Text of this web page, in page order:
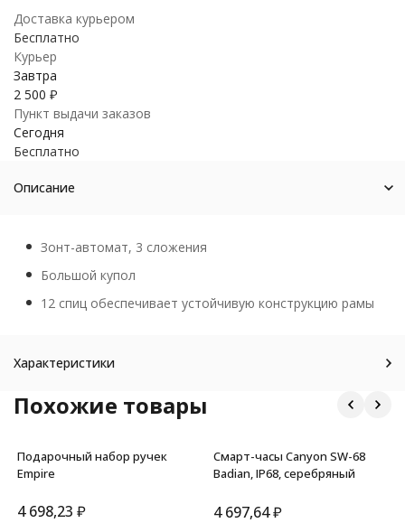
Доставка курьером
Бесплатно
Курьер
Завтра
2 500 ₽
Пункт выдачи заказов
Сегодня
Бесплатно
Описание
Зонт-автомат, 3 сложения
Большой купол
12 спиц обеспечивает устойчивую конструкцию рамы
Характеристики
Похожие товары
Подарочный набор ручек
Empire
4 698,23 ₽
Смарт-часы Canyon SW-68
Badian, IP68, серебряный
4 697,64 ₽